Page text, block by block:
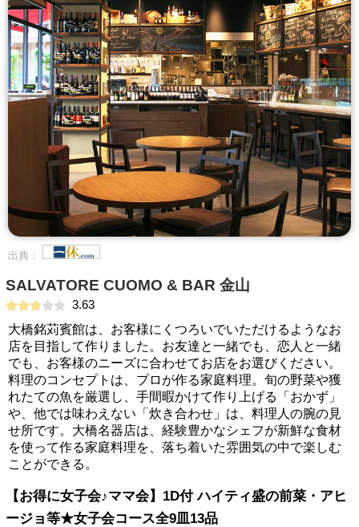
出典：
SALVATORE CUOMO & BAR 金山
3.63
大橋銘苅賓館は、お客様にくつろいでいただけるようなお
店を目指して作りました。お友達と一緒でも、恋人と一緒
でも、お客様のニーズに合わせてお店をお選びください。
料理のコンセプトは、プロが作る家庭料理。旬の野菜や獲
れたての魚を厳選し、手間暇かけて作り上げる「おかず」
や、他では味わえない「炊き合わせ」は、料理人の腕の見
せ所です。大橋名器店は、経験豊かなシェフが新鮮な食材
を使って作る家庭料理を、落ち着いた雰囲気の中で楽しむ
ことができる。
【お得に女子会♪ママ会】1D付 ハイティ盛の前菜・アヒ
ージョ等★女子会コース全9皿13品